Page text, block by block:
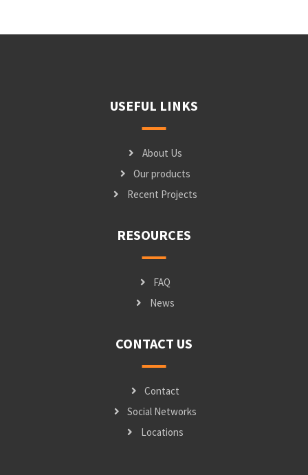
USEFUL LINKS
About Us
Our products
Recent Projects
RESOURCES
FAQ
News
CONTACT US
Contact
Social Networks
Locations